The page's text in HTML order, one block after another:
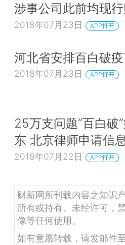
涉事公司此前均现
2018年07月23日 APP打开
河北省安排百白破
2018年07月23日 APP打开
25万支问题“百白破
东 北京律师申请信
2018年07月22日 APP打开
财新网所刊载内容之知识
所有或持有。未经许可，
像等任何使用。
如有意愿转载，请发邮件